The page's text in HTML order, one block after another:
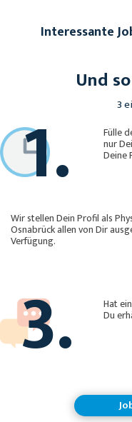
Interessante
Und
3
1. Fülle
nur Deine
Deine
Wir stellen Dein Profil als Physiotherapeut/in in
Osnabrück allen von Dir ausgewählten Firmen zur
Verfügung.
3. Hat
Du